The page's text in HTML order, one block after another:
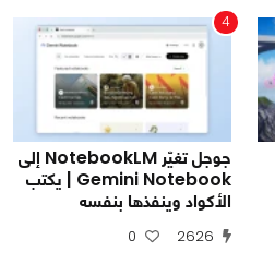
4
جوجل تغيّر NotebookLM إلى
Gemini Notebook | يكتب
الأكواد وينفذها بنفسه
2626
0